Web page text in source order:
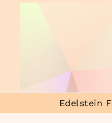
Heilsteinmagie
Lass dich verzaubern
Edelstein